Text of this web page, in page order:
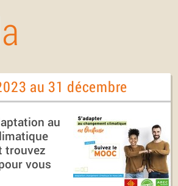
au 31 décembre
au
trouvez
vous